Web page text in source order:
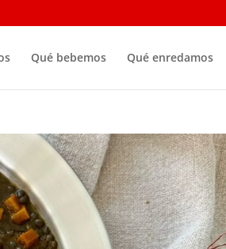
Qué bebemos Qué enredamos